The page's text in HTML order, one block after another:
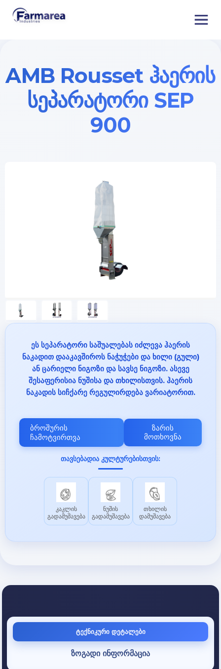
AMB Rousset ჰაერის
სეპარატორი SEP
900
ეს სეპარატორი საშუალებას იძლევა ჰაერის
ნაკადით დააკავშიროს ნაჭუჭები და ხილი (გული)
ან ცარიელი ნიგოზი და სავსე ნიგოზი. ასევე
შესაფერისია ნუშისა და თხილისთვის. ჰაერის
ნაკადის სიჩქარე რეგულირდება ვარიატორით.
ბროშურის
ჩამოტვირთვა
ზარის
მოთხოვნა
თავსებადია კულტურებისთვის:
კაკლის
გადამუშავება
ნუშის
გადამუშავება
თხილის
დამუშავება
ტექნიკური დეტალები
ზოგადი ინფორმაცია